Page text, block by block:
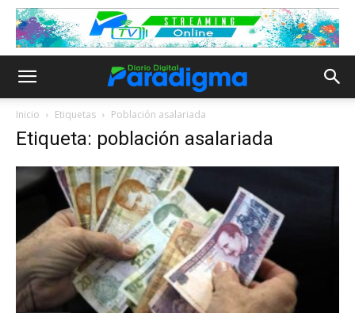
Inicio Etiquetas Población asalariada
Etiqueta: población asalariada